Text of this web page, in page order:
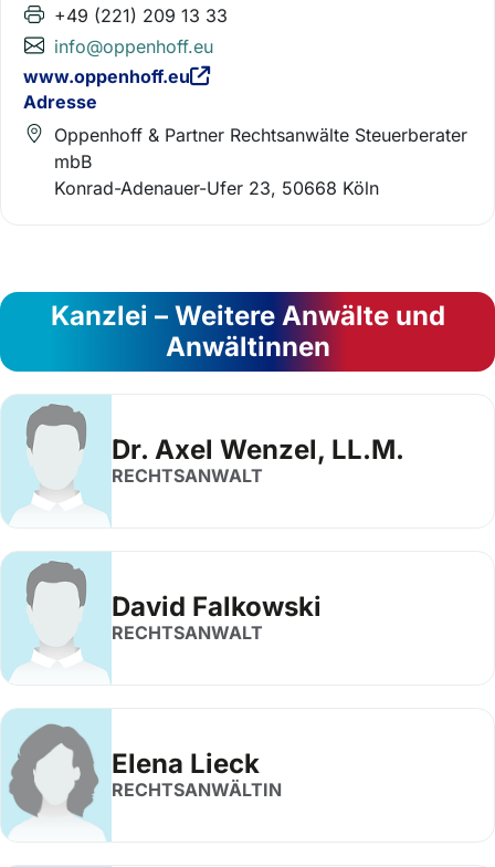
+49 (221) 209 13 33
info@oppenhoff.eu
www.oppenhoff.eu
Adresse
Oppenhoff & Partner Rechtsanwälte Steuerberater
mbB
Konrad-Adenauer-Ufer 23, 50668 Köln
Kanzlei – Weitere Anwälte und
Anwältinnen
Dr. Axel Wenzel, LL.M.
RECHTSANWALT
David Falkowski
RECHTSANWALT
Elena Lieck
RECHTSANWÄLTIN